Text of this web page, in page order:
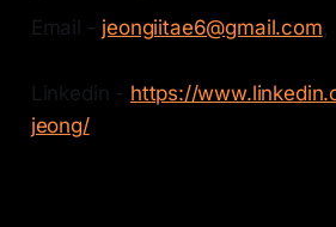
Email - jeongiitae6@gmail.com,
Linkedin - https://
jeong/